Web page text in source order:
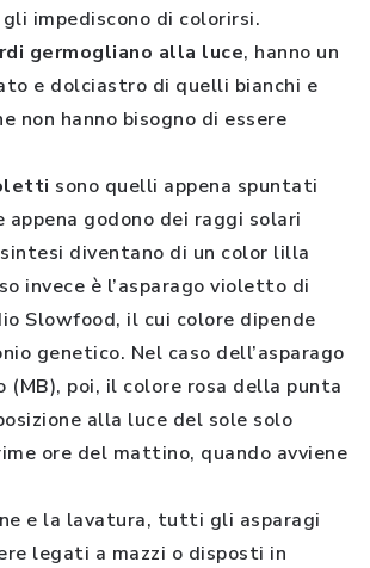
impediscono di colorirsi.
germogliano alla luce, hanno un
e dolciastro di quelli bianchi e
non hanno bisogno di essere
sono quelli appena spuntati
appena godono dei raggi solari
diventano di un color lilla
invece è l’asparago violetto di
Slowfood, il cui colore dipende
genetico. Nel caso dell’asparago
(MB), poi, il colore rosa della punta
alla luce del sole solo
ore del mattino, quando avviene
e la lavatura, tutti gli asparagi
legati a mazzi o disposti in